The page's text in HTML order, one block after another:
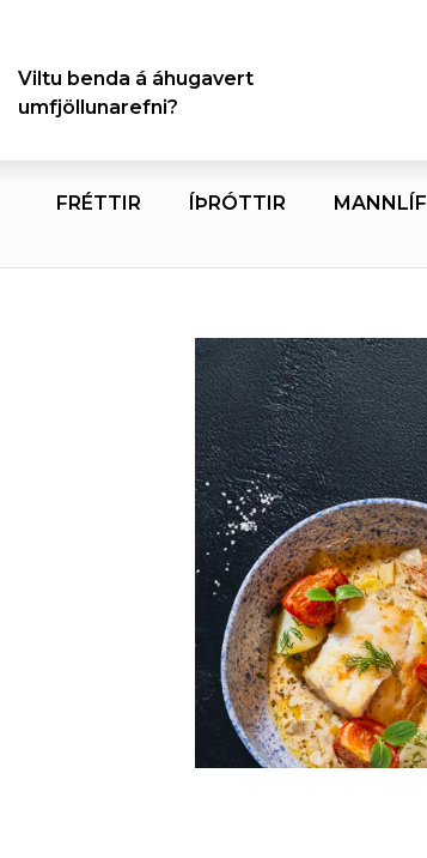
Viltu benda á áhugavert
umfjöllunarefni?
FRÉTTIR ÍÞRÓTTIR MANNLÍF